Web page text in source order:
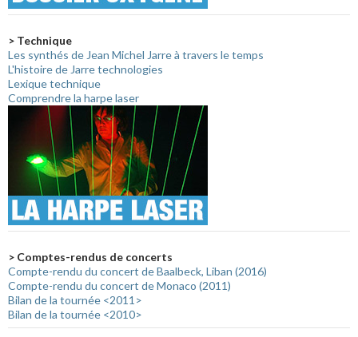
> Technique
Les synthés de Jean Michel Jarre à travers le temps
L'histoire de Jarre technologies
Lexique technique
Comprendre la harpe laser
> Comptes-rendus de concerts
Compte-rendu du concert de Baalbeck, Liban (2016)
Compte-rendu du concert de Monaco (2011)
Bilan de la tournée <2011>
Bilan de la tournée <2010>